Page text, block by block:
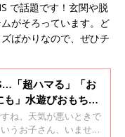
で話題です！玄関や脱
がそろっています。ど
ばかりなので、ぜひチ
「超ハマる」「お
」水遊びおもちゃ
ね。天気が悪いときで
うお子さん、いません